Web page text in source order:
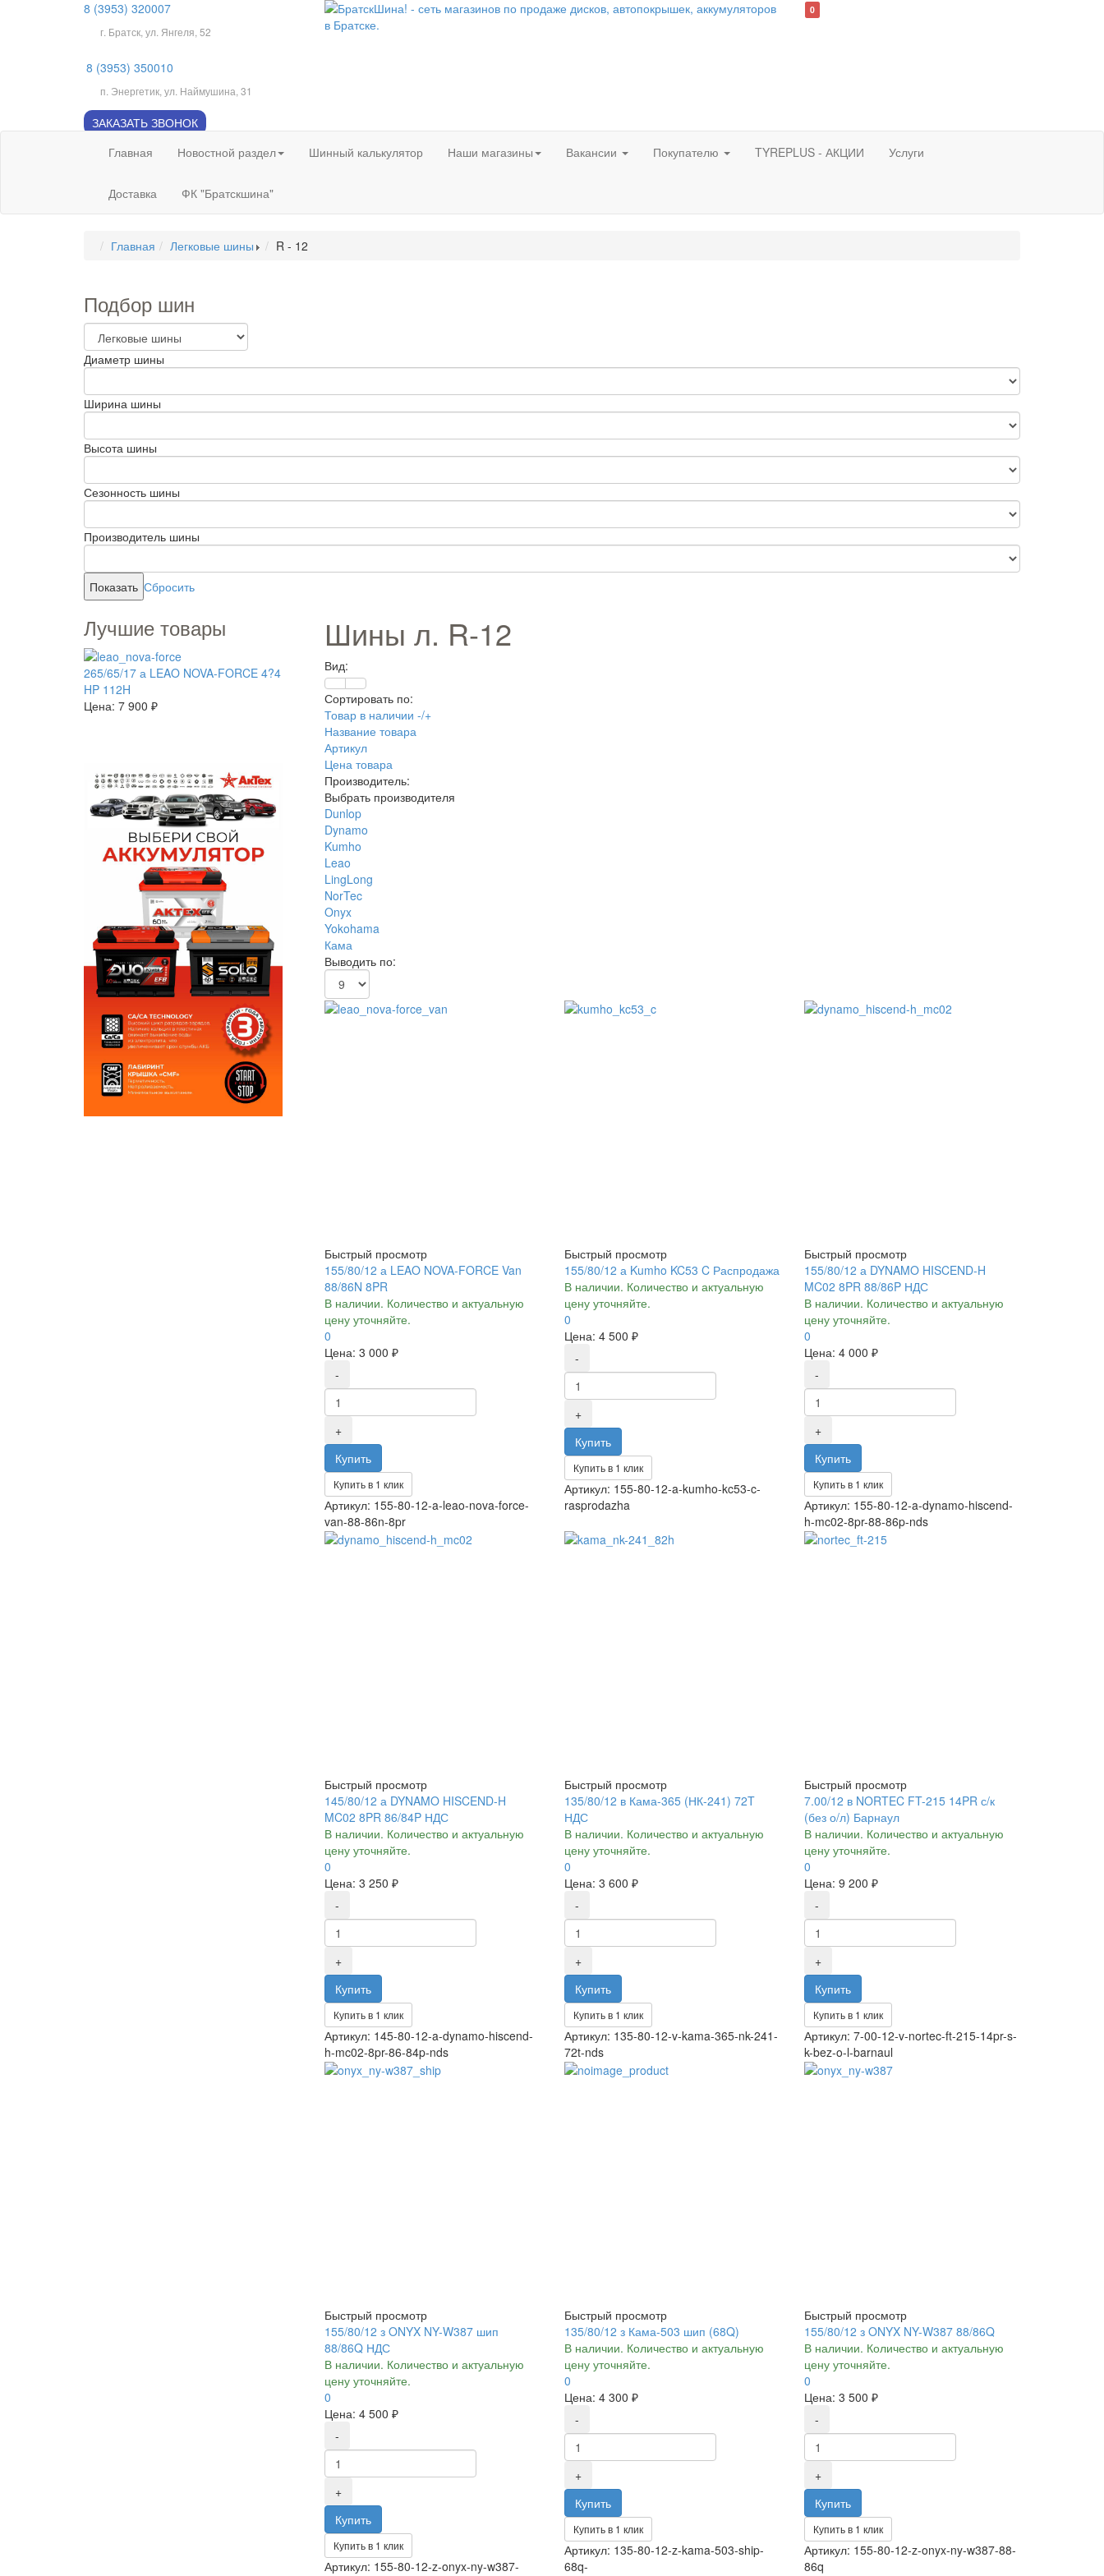
8 (3953) 320007
г. Братск, ул. Янгеля, 52
8 (3953) 350010
п. Энергетик, ул. Наймушина, 31
ЗАКАЗАТЬ ЗВОНОК
0
Главная Новостной раздел Шинный калькулятор Наши магазины Вакансии Покупателю TYREPLUS - АКЦИИ Услуги
Доставка ФК "Братскшина"
Главная Легковые шины R - 12
Подбор шин
Диаметр шины
Ширина шины
Высота шины
Сезонность шины
Производитель шины
Сбросить
Шины л. R-12
Вид:
Сортировать по:
Товар в наличии -/+
Название товара
Артикул
Цена товара
Производитель:
Выбрать производителя
Dunlop
Dynamo
Kumho
Leao
LingLong
NorTec
Onyx
Yokohama
Кама
Выводить по:
Быстрый просмотр
155/80/12 а LEAO NOVA-FORCE Van
88/86N 8PR
В наличии. Количество и актуальную
цену уточняйте.
0
Цена: 3 000 ₽
Купить в 1 клик
Артикул: 155-80-12-a-leao-nova-force-
van-88-86n-8pr
Быстрый просмотр
155/80/12 а Kumho KC53 C Распродажа
В наличии. Количество и актуальную
цену уточняйте.
0
Цена: 4 500 ₽
Купить в 1 клик
Артикул: 155-80-12-a-kumho-kc53-c-
rasprodazha
Быстрый просмотр
155/80/12 а DYNAMO HISCEND-H
MC02 8PR 88/86P НДС
В наличии. Количество и актуальную
цену уточняйте.
0
Цена:4 000 ₽
Купить в 1 клик
Артикул: 155-80-12-a-dynamo-hiscend-
h-mc02-8pr-88-86p-nds
Быстрый просмотр
145/80/12 а DYNAMO HISCEND-H
MC02 8PR 86/84P НДС
В наличии. Количество и актуальную
цену уточняйте.
0
Цена: 3 250 ₽
Купить в 1 клик
Артикул: 145-80-12-a-dynamo-hiscend-
h-mc02-8pr-86-84p-nds
Быстрый просмотр
135/80/12 в Кама-365 (НК-241) 72T
НДС
В наличии. Количество и актуальную
цену уточняйте.
0
Цена: 3 600 ₽
Купить в 1 клик
Артикул: 135-80-12-v-kama-365-nk-241-
72t-nds
Быстрый просмотр
7.00/12 в NORTEC FT-215 14PR с/к
(без о/л) Барнаул
В наличии. Количество и актуальную
цену уточняйте.
0
Цена:9 200 ₽
Купить в 1 клик
Артикул: 7-00-12-v-nortec-ft-215-14pr-s-
k-bez-o-l-barnaul
Быстрый просмотр
155/80/12 з ONYX NY-W387 шип
88/86Q НДС
В наличии. Количество и актуальную
цену уточняйте.
0
Цена: 4 500 ₽
Купить в 1 клик
Артикул: 155-80-12-z-onyx-ny-w387-
Быстрый просмотр
135/80/12 з Кама-503 шип (68Q)
В наличии. Количество и актуальную
цену уточняйте.
0
Цена: 4 300 ₽
Купить в 1 клик
Артикул: 135-80-12-z-kama-503-ship-
68q-
Быстрый просмотр
155/80/12 з ONYX NY-W387 88/86Q
В наличии. Количество и актуальную
цену уточняйте.
0
Цена:3 500 ₽
Купить в 1 клик
Артикул: 155-80-12-z-onyx-ny-w387-88-
86q
Лучшие товары
265/65/17 а LEAO NOVA-FORCE 4?4
HP 112H
Цена: 7 900 ₽